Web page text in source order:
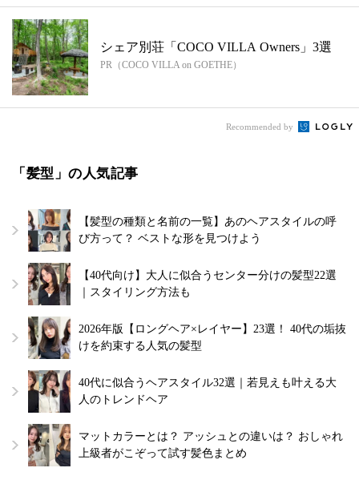
シェア別荘「COCO VILLA Owners」3選
PR（COCO VILLA on GOETHE）
Recommended by
「髪型」の人気記事
【髪型の種類と名前の一覧】あのヘアスタイルの呼
び方って？ ベストな形を見つけよう
【40代向け】大人に似合うセンター分けの髪型22選
｜スタイリング方法も
2026年版【ロングヘア×レイヤー】23選！ 40代の垢抜
けを約束する人気の髪型
40代に似合うヘアスタイル32選｜若見えも叶える大
人のトレンドヘア
マットカラーとは？ アッシュとの違いは？ おしゃれ
上級者がこぞって試す髪色まとめ